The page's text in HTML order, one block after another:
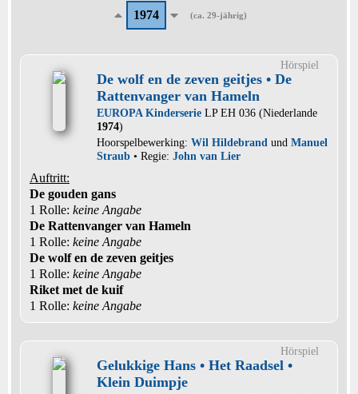
1974 (ca. 29-jährig)
Hörspiel
De wolf en de zeven geitjes • De
Rattenvanger van Hameln
EUROPA Kinderserie LP EH 036 (Niederlande
1974)
Hoorspelbewerking: Wil Hildebrand und Manuel
Straub • Regie: John van Lier
Auftritt:
De gouden gans
1 Rolle: keine Angabe
De Rattenvanger van Hameln
1 Rolle: keine Angabe
De wolf en de zeven geitjes
1 Rolle: keine Angabe
Riket met de kuif
1 Rolle: keine Angabe
Hörspiel
Gelukkige Hans • Het Raadsel •
Klein Duimpje